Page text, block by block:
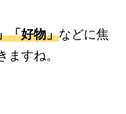
「好物」などに焦
すね。